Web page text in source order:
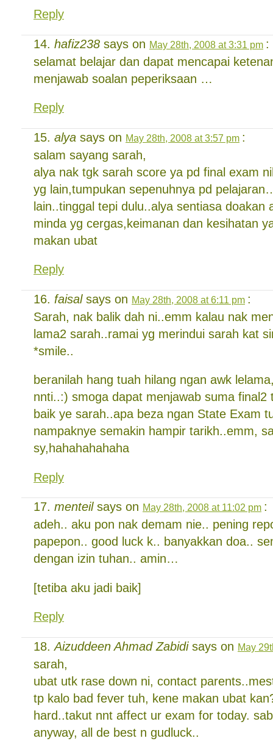
Reply
hafiz238 says on May 28th, 2008 at 3:31 pm :
selamat belajar dan dapat mencapai
menjawab soalan peperiksaan …
Reply
alya says on May 28th, 2008 at 3:57 pm :
salam sayang sarah,
alya nak tgk sarah score ya pd final exam
yg lain,tumpukan sepenuhnya pd
lain..tinggal tepi dulu..alya sentiasa doakan
minda yg cergas,keimanan dan kesihatan
makan ubat
Reply
faisalsays on May 28th, 2008 at 6:11 pm :
Sarah, nak balik dah ni..emm kalau nak
lama2 sarah..ramai yg merindui sarah kat
*smile..
beranilah hang tuah hilang ngan awk
nnti..:) smoga dapat menjawab suma final2
baik ye sarah..apa beza ngan State Exam
nampaknye semakin hampir tarikh..emm,
sy,hahahahahaha
Reply
menteilsays on May 28th, 2008 at 11:02 pm :
adeh.. aku pon nak demam nie.. pening
papepon.. good luck k.. banyakkan doa..
dengan izin tuhan.. amin…
[tetiba aku jadi baik]
Reply
Aizuddeen Ahmad Zabidisays on May
sarah,
ubat utk rase down ni, contact
tp kalo bad fever tuh, kene makan ubat
hard..takut nnt affect ur exam for today.
anyway, all de best n gudluck..